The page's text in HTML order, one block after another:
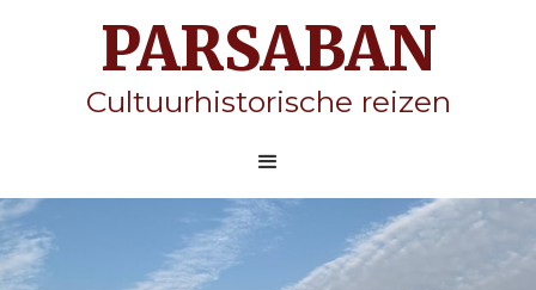
PARSABAN
Cultuurhistorische reizen